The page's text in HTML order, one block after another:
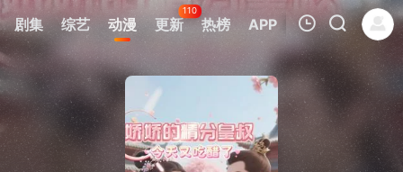
剧集 综艺 动漫 更新
110
热榜 APP
我的观影记录